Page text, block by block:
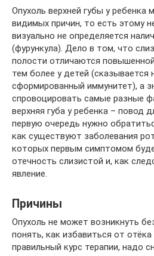
Опухоль верхней губы у ребенка
видимых причин, то есть этому
визуально не определяется
(фурункула). Дело в том, что
полости отличаются
тем более у детей (сказывается
сформированный иммунитет), а
спровоцировать самые разные
верхняя губа у ребенка – повод
первую очередь нужно
как существуют заболевания
которых первым симптомом
отечность слизистой и, как
явление.
Причины
Опухоль не может возникнуть
понять, как избавиться от
правильный курс терапии, надо